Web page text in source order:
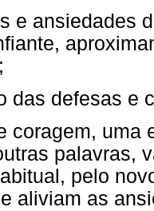
e ansiedades
das defesas e
coragem, uma
palavras,
pelo
aliviam as